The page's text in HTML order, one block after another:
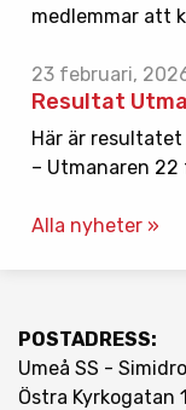
medlemmar att
23 februari,
Resultat
Här är
– Utmanaren 22
Alla nyheter »
POSTADRESS:
Umeå SS -
Östra Kyrkogatan